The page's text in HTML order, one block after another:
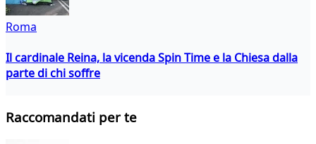
Roma
Il cardinale Reina, la vicenda Spin Time e la Chiesa dalla
parte di chi soffre
Raccomandati per te